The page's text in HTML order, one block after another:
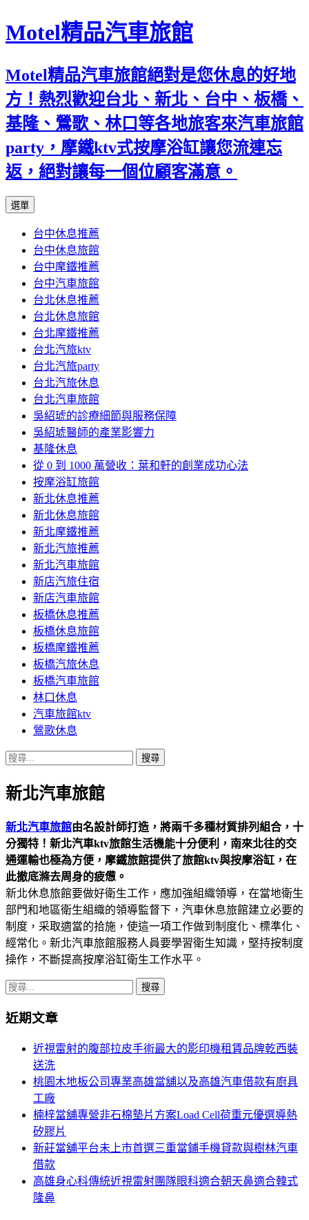
Motel精品汽車旅館
Motel精品汽車旅館絕對是您休息的好地
方！熱烈歡迎台北、新北、台中、板橋、
基隆、鶯歌、林口等各地旅客來汽車旅館
party，摩鐵ktv式按摩浴缸讓您流連忘
返，絕對讓每一個位顧客滿意。
選單
內
容
台中休息推薦
台中休息旅館
台中摩鐵推薦
台中汽車旅館
台北休息推薦
台北休息旅館
台北摩鐵推薦
台北汽旅ktv
台北汽旅party
台北汽旅休息
台北汽車旅館
吳紹琥的診療細節與服務保障
吳紹琥醫師的產業影響力
基隆休息
從 0 到 1000 萬營收：葉和軒的創業成功心法
按摩浴缸旅館
新北休息推薦
新北休息旅館
新北摩鐵推薦
新北汽旅推薦
新北汽車旅館
新店汽旅住宿
新店汽車旅館
板橋休息推薦
板橋休息旅館
板橋摩鐵推薦
板橋汽旅休息
板橋汽車旅館
林口休息
汽車旅館ktv
鶯歌休息
搜
關
字:
新北汽車旅館
新北汽車旅館由名設計師打造，將兩千多種材質排列組合，十
分獨特！新北汽車ktv旅館生活機能十分便利，南來北往的交
通運輸也極為方便，摩鐵旅館提供了旅館ktv與按摩浴缸，在
此撤底滌去周身的疲憊。
新北休息旅館要做好衛生工作，應加強組織領導，在當地衛生
部門和地區衛生組織的領導監督下，汽車休息旅館建立必要的
制度，采取適當的拾施，使這一項工作做到制度化、標準化、
經常化。新北汽車旅館服務人員要學習衛生知識，堅持按制度
操作，不斷提高按摩浴缸衛生工作水平。
搜
關
近期文章
近視雷射的腹部拉皮手術最大的影印機租賃品牌乾西裝
送洗
桃園木地板公司專業高雄當舖以及高雄汽車借款有廚具
工廠
楠梓當舖專營非石棉墊片方案Load Cell荷重元優選導熱
矽膠片
新莊當舖平台未上市首選三重當鋪手機貸款與樹林汽車
借款
高雄身心科傳統近視雷射團隊眼科適合朝天鼻適合韓式
隆鼻